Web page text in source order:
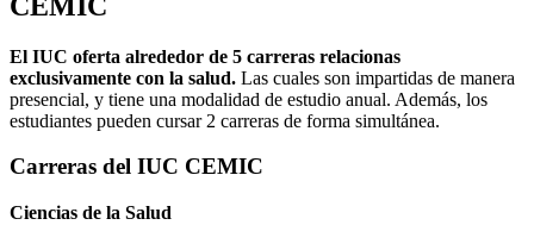
El IUC oferta alrededor de 5 carreras relacionas
exclusivamente con la salud. Las cuales son impartidas de manera
presencial, y tiene una modalidad de estudio anual. Además, los
estudiantes pueden cursar 2 carreras de forma simultánea.
Carreras del IUC CEMIC
Ciencias de la Salud